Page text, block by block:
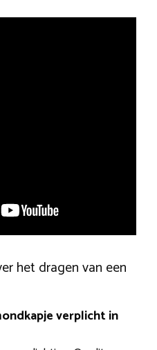
het dragen van een
verplicht in